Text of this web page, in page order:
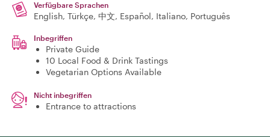
Verfügbare Sprachen
English, Türkçe, 中文, Español, Italiano, Português
Inbegriffen
Private Guide
10 Local Food & Drink Tastings
Vegetarian Options Available
Nicht inbegriffen
Entrance to attractions